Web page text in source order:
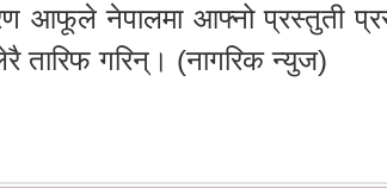
आफूले नेपालमा आफ्नो प्रस्तुती
तारिफ गरिन्। (नागरिक न्युज)